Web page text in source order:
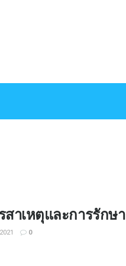
าเหตุและการรักษา
0